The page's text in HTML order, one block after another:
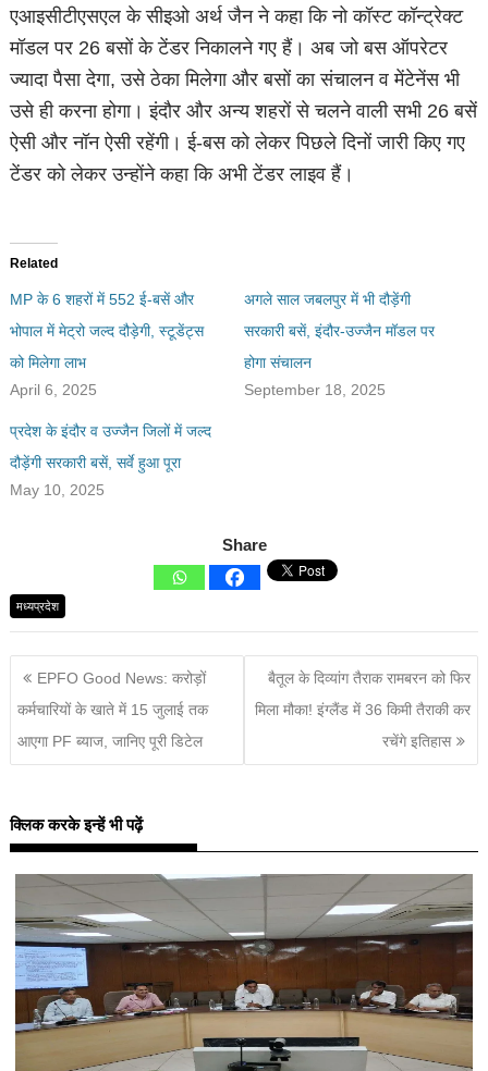
एआइसीटीएसएल के सीइओ अर्थ जैन ने कहा कि नो कॉस्ट कॉन्ट्रेक्ट
मॉडल पर 26 बसों के टेंडर निकालने गए हैं। अब जो बस ऑपरेटर
ज्यादा पैसा देगा, उसे ठेका मिलेगा और बसों का संचालन व मेंटेनेंस भी
उसे ही करना होगा। इंदौर और अन्य शहरों से चलने वाली सभी 26 बसें
ऐसी और नॉन ऐसी रहेंगी। ई-बस को लेकर पिछले दिनों जारी किए गए
टेंडर को लेकर उन्होंने कहा कि अभी टेंडर लाइव हैं।
Related
MP के 6 शहरों में 552 ई-बसें और
भोपाल में मेट्रो जल्द दौड़ेगी, स्टूडेंट्स
को मिलेगा लाभ
April 6, 2025
अगले साल जबलपुर में भी दौड़ेंगी
सरकारी बसें, इंदौर-उज्जैन मॉडल पर
होगा संचालन
September 18, 2025
प्रदेश के इंदौर व उज्जैन जिलों में जल्द
दौड़ेंगी सरकारी बसें, सर्वे हुआ पूरा
May 10, 2025
Share
मध्यप्रदेश
EPFO Good News: करोड़ों
कर्मचारियों के खाते में 15 जुलाई तक
आएगा PF ब्याज, जानिए पूरी डिटेल
बैतूल के दिव्यांग तैराक रामबरन को फिर
मिला मौका! इंग्लैंड में 36 किमी तैराकी कर
रचेंगे इतिहास
क्लिक करके इन्हें भी पढ़ें